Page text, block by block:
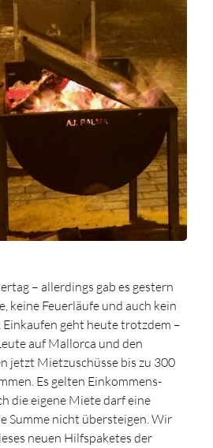
– allerdings gab es gestern
keine Feuerläufe und auch kein
Einkaufen geht heute trotzdem –
auf Mallorca und den
jetzt Mietzuschüsse bis zu 300
Es gelten Einkommens-
die eigene Miete darf eine
Summe nicht übersteigen. Wir
neuen Hilfspaketes der